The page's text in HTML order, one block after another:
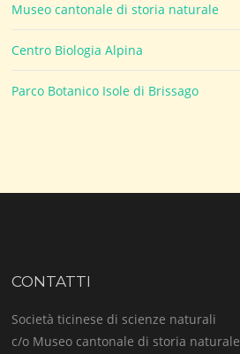
Museo cantonale di storia naturale
Centro Biologia Alpina
Parco Botanico Isole di Brissago
CONTATTI
Società ticinese di scienze naturali
c/o Museo cantonale di storia naturale